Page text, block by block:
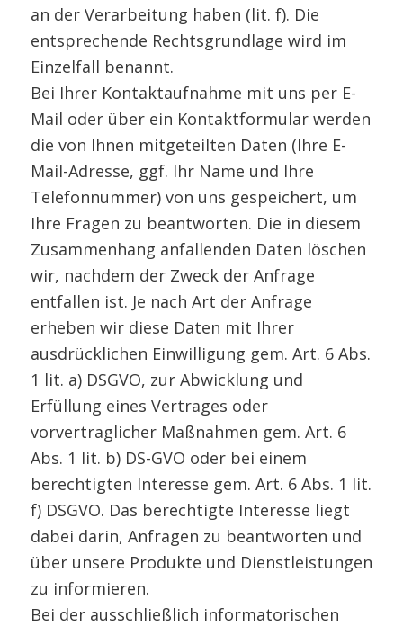
an der Verarbeitung haben (lit. f). Die
entsprechende Rechtsgrundlage wird im
Einzelfall benannt.
Bei Ihrer Kontaktaufnahme mit uns per E-
Mail oder über ein Kontaktformular werden
die von Ihnen mitgeteilten Daten (Ihre E-
Mail-Adresse, ggf. Ihr Name und Ihre
Telefonnummer) von uns gespeichert, um
Ihre Fragen zu beantworten. Die in diesem
Zusammenhang anfallenden Daten löschen
wir, nachdem der Zweck der Anfrage
entfallen ist. Je nach Art der Anfrage
erheben wir diese Daten mit Ihrer
ausdrücklichen Einwilligung gem. Art. 6 Abs.
1 lit. a) DSGVO, zur Abwicklung und
Erfüllung eines Vertrages oder
vorvertraglicher Maßnahmen gem. Art. 6
Abs. 1 lit. b) DS-GVO oder bei einem
berechtigten Interesse gem. Art. 6 Abs. 1 lit.
f) DSGVO. Das berechtigte Interesse liegt
dabei darin, Anfragen zu beantworten und
über unsere Produkte und Dienstleistungen
zu informieren.
Bei der ausschließlich informatorischen